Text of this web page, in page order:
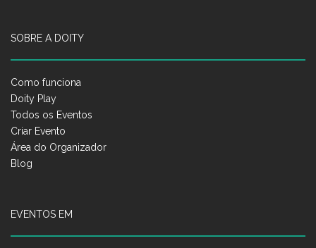
SOBRE A DOITY
Como funciona
Doity Play
Todos os Eventos
Criar Evento
Área do Organizador
Blog
EVENTOS EM